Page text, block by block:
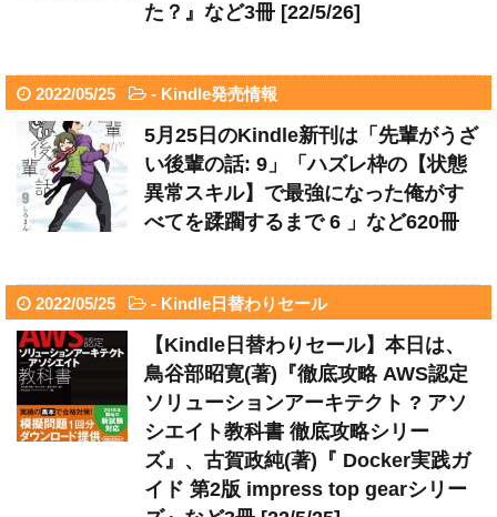
た？』など3冊 [22/5/26]
2022/05/25 - Kindle発売情報
5月25日のKindle新刊は「先輩がうざ
い後輩の話: 9」「ハズレ枠の【状態
異常スキル】で最強になった俺がす
べてを蹂躙するまで 6 」など620冊
2022/05/25 - Kindle日替わりセール
【Kindle日替わりセール】本日は、
鳥谷部昭寛(著)『徹底攻略 AWS認定
ソリューションアーキテクト ? アソ
シエイト教科書 徹底攻略シリー
ズ』、古賀政純(著)『 Docker実践ガ
イド 第2版 impress top gearシリー